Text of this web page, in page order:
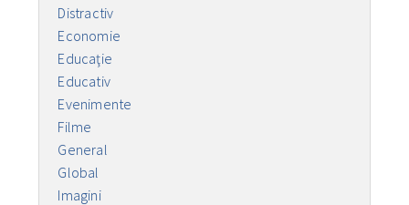
Distractiv
Economie
Educaţie
Educativ
Evenimente
Filme
General
Global
Imagini